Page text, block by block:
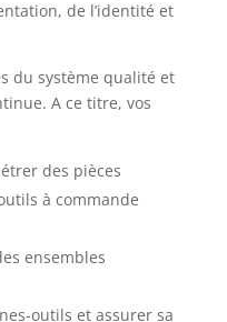
de l’identité et
du système qualité et
A ce titre, vos
des pièces
à commande
ensembles
outils et assurer sa